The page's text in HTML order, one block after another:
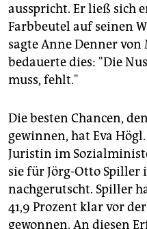
ausspricht. Er ließ sich
Farbbeutel auf seinen
sagte Anne Denner
bedauerte dies: "Die
muss, fehlt."
Die besten Chancen,
gewinnen, hat Eva
Juristin im
sie für Jörg-Otto Spiller
nachgerutscht. Spiller
41,9 Prozent klar vor
gewonnen. An diesen